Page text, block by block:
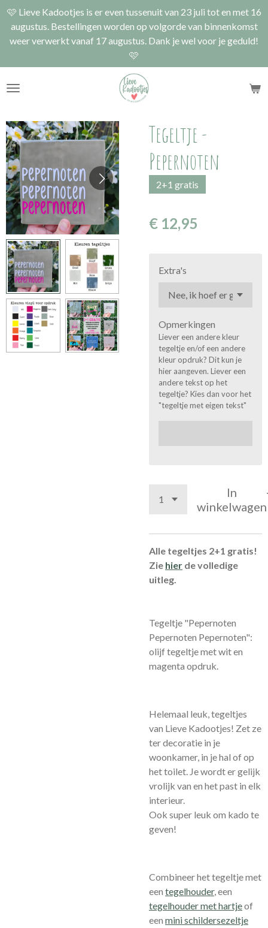
Ga
direct
naar
hoofdinhoud
🩷 Lieve Kadootjes is er even tussenuit van 23 juli tot en met 16
augustus. Bestellingen worden op volgorde van binnenkomst
weer verwerkt vanaf 17 augustus. Dank je wel voor je geduld!
🩷
Tegeltje -
Pepernoten
2+1 gratis
€ 12,95
Extra's
Opmerkingen
Liever een andere kleur
tegeltje en/of een andere
kleur opdruk? Dit kun je
hier aangeven. Liever een
andere tekst op het
tegeltje? Kies dan voor het
"tegeltje met eigen tekst"
In
winkelwagen
Alle tegeltjes 2+1 gratis!
Zie hier de volledige
uitleg.
Tegeltje "Pepernoten
Pepernoten Pepernoten":
olijf tegeltje met wit en
magenta opdruk.
Helemaal leuk, tegeltjes
van Lieve Kadootjes! Zet ze
ter decoratie in je
woonkamer, in je hal of op
het toilet. Je wordt er gelijk
vrolijk van en het past in elk
interieur.
Ook super leuk om kado te
geven!
Combineer het tegeltje met
een tegelhouder, een
tegelhouder met hartjeof
een mini schildersezeltje